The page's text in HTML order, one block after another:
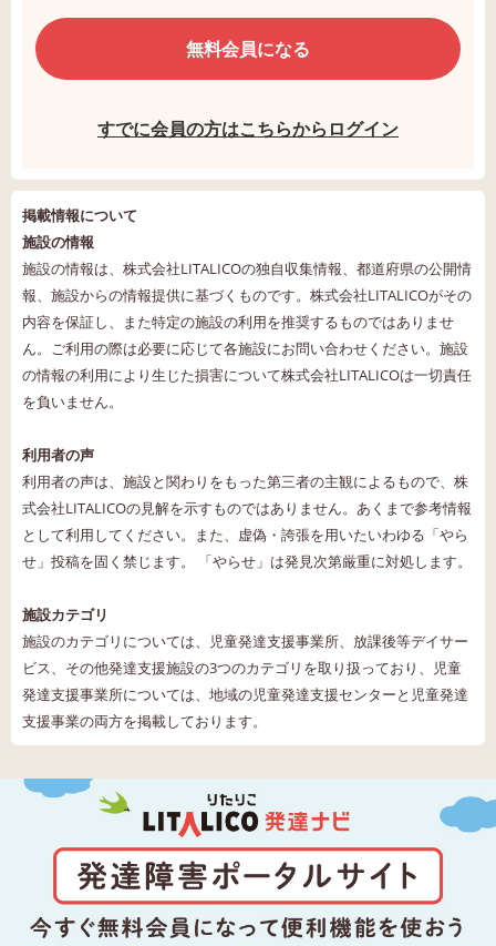
無料会員になる
すでに会員の方はこちらからログイン
掲載情報について
施設の情報
施設の情報は、株式会社LITALICOの独自収集情報、都道府県の公開情
報、施設からの情報提供に基づくものです。株式会社LITALICOがその
内容を保証し、また特定の施設の利用を推奨するものではありませ
ん。ご利用の際は必要に応じて各施設にお問い合わせください。施設
の情報の利用により生じた損害について株式会社LITALICOは一切責任
を負いません。
利用者の声
利用者の声は、施設と関わりをもった第三者の主観によるもので、株
式会社LITALICOの見解を示すものではありません。あくまで参考情報
として利用してください。また、虚偽・誇張を用いたいわゆる「やら
せ」投稿を固く禁じます。 「やらせ」は発見次第厳重に対処します。
施設カテゴリ
施設のカテゴリについては、児童発達支援事業所、放課後等デイサー
ビス、その他発達支援施設の3つのカテゴリを取り扱っており、児童
発達支援事業所については、地域の児童発達支援センターと児童発達
支援事業の両方を掲載しております。